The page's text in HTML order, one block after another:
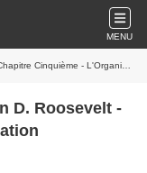
MENU
L'Organisation internationale et la Paix
D. Roosevelt -